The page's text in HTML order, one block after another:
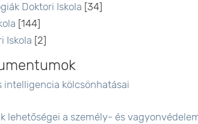
Doktori Iskola [34]
[144]
Iskola [2]
intelligencia kölcsönhatásai
lehetőségei a személy- és